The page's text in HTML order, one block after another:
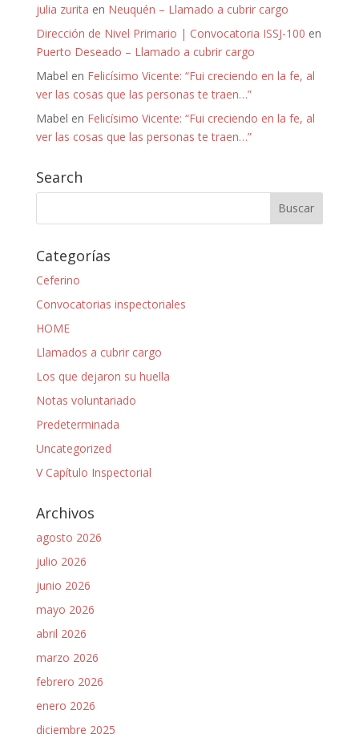
julia zurita en Neuquén – Llamado a cubrir cargo
Dirección de Nivel Primario | Convocatoria ISSJ-100 en
Puerto Deseado – Llamado a cubrir cargo
Mabel en Felicísimo Vicente: “Fui creciendo en la fe, al
ver las cosas que las personas te traen…”
Mabel en Felicísimo Vicente: “Fui creciendo en la fe, al
ver las cosas que las personas te traen…”
Search
Categorías
Ceferino
Convocatorias inspectoriales
HOME
Llamados a cubrir cargo
Los que dejaron su huella
Notas voluntariado
Predeterminada
Uncategorized
V Capítulo Inspectorial
Archivos
agosto 2026
julio 2026
junio 2026
mayo 2026
abril 2026
marzo 2026
febrero 2026
enero 2026
diciembre 2025